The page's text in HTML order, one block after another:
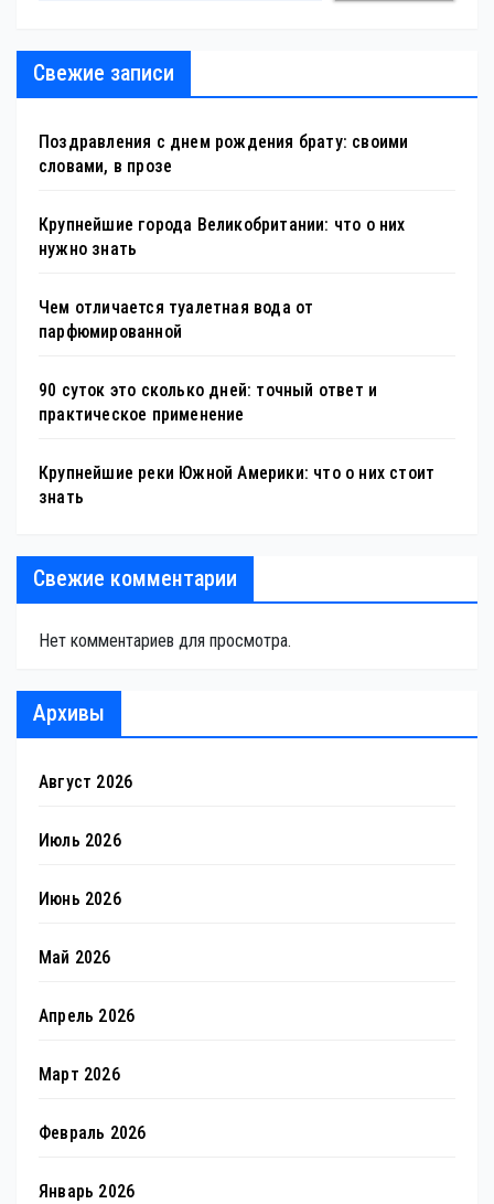
Свежие записи
Поздравления с днем рождения брату: своими
словами, в прозе
Крупнейшие города Великобритании: что о них
нужно знать
Чем отличается туалетная вода от
парфюмированной
90 суток это сколько дней: точный ответ и
практическое применение
Крупнейшие реки Южной Америки: что о них стоит
знать
Свежие комментарии
Нет комментариев для просмотра.
Архивы
Август 2026
Июль 2026
Июнь 2026
Май 2026
Апрель 2026
Март 2026
Февраль 2026
Январь 2026